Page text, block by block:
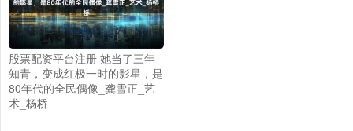
股票配资平台注册 她当了三年
知青，变成红极一时的影星，是
80年代的全民偶像_龚雪正_艺
术_杨桥